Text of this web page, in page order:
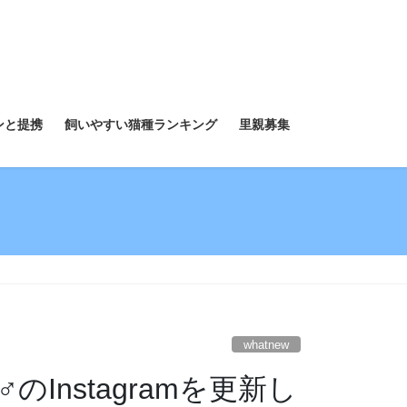
と提携 飼いやすい猫種ランキング 里親募集
whatnew
Instagramを更新し